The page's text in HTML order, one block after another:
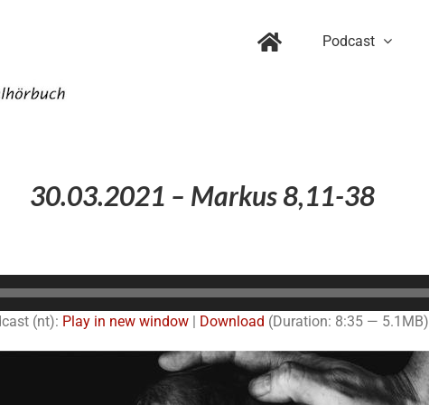
Podcast
30.03.2021 – Markus 8,11-38
(nt): Play in new window| Download (Duration: 8:35 — 5.1MB)